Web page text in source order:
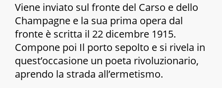
Viene inviato sul fronte del Carso e dello
Champagne e la sua prima opera dal
fronte è scritta il 22 dicembre 1915.
Compone poi Il porto sepolto e si rivela in
quest’occasione un poeta rivoluzionario,
aprendo la strada all’ermetismo.